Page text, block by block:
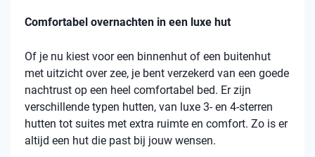
Comfortabel overnachten in een luxe hut
Of je nu kiest voor een binnenhut of een buitenhut
met uitzicht over zee, je bent verzekerd van een goede
nachtrust op een heel comfortabel bed. Er zijn
verschillende typen hutten, van luxe 3- en 4-sterren
hutten tot suites met extra ruimte en comfort. Zo is er
altijd een hut die past bij jouw wensen.